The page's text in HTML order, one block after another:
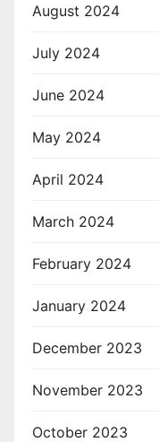
August 2024
July 2024
June 2024
May 2024
April 2024
March 2024
February 2024
January 2024
December 2023
November 2023
October 2023